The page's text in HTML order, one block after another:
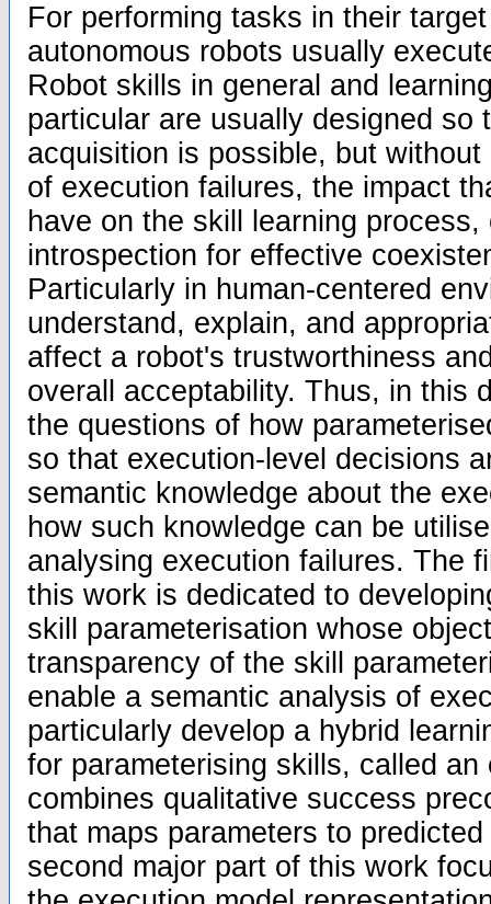
For performing tasks in their
autonomous robots usually
Robot skills in general and
particular are usually designed so
acquisition is possible, but
of execution failures, the impact
have on the skill learning
introspection for effective
Particularly in human-centered
understand, explain, and
affect a robot's trustworthiness
overall acceptability. Thus, in this
the questions of how
so that execution-level decisions
semantic knowledge about the
how such knowledge can be
analysing execution failures. The
this work is dedicated to
skill parameterisation whose
transparency of the skill
enable a semantic analysis of
particularly develop a hybrid
for parameterising skills, called
combines qualitative success
that maps parameters to
second major part of this work